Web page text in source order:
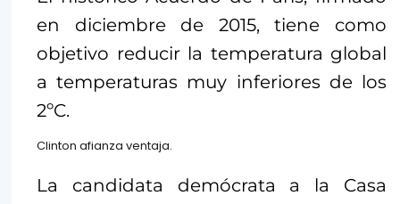
en diciembre de 2015, tiene como
objetivo reducir la temperatura global
a temperaturas muy inferiores de los
2ºC.
Clinton afianza ventaja.
La candidata demócrata a la Casa